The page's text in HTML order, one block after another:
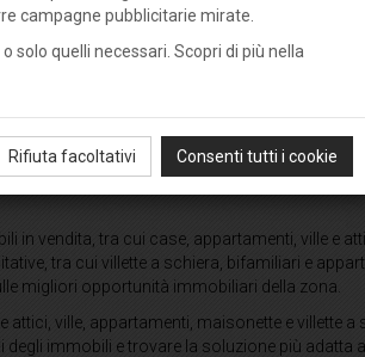
campagne pubblicitarie mirate.
solo quelli necessari. Scopri di più nella
Rifiuta facoltativi Consenti tutti i cookie
Emilia e provincia
in vendita, tra cui case, appartamenti, ville e
tra cui villette a schiera, bifamiliari e
migliori opportunità immobiliari della zona.
ville, appartamenti, maisonette e villette a
immobili e trovare la soluzione più adatta